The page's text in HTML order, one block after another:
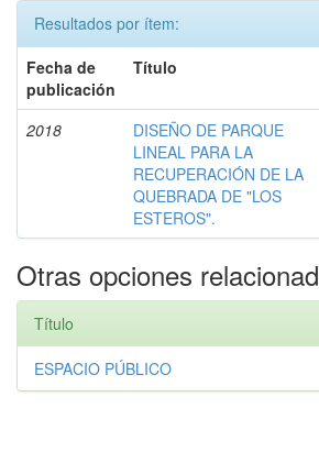
Resultados por ítem:
Fecha de
publicación
Título
2018
DISEÑO DE PARQUE
LINEAL PARA LA
RECUPERACIÓN DE LA
QUEBRADA DE "LOS
ESTEROS".
Otras opciones
Título
ESPACIO PÚBLICO